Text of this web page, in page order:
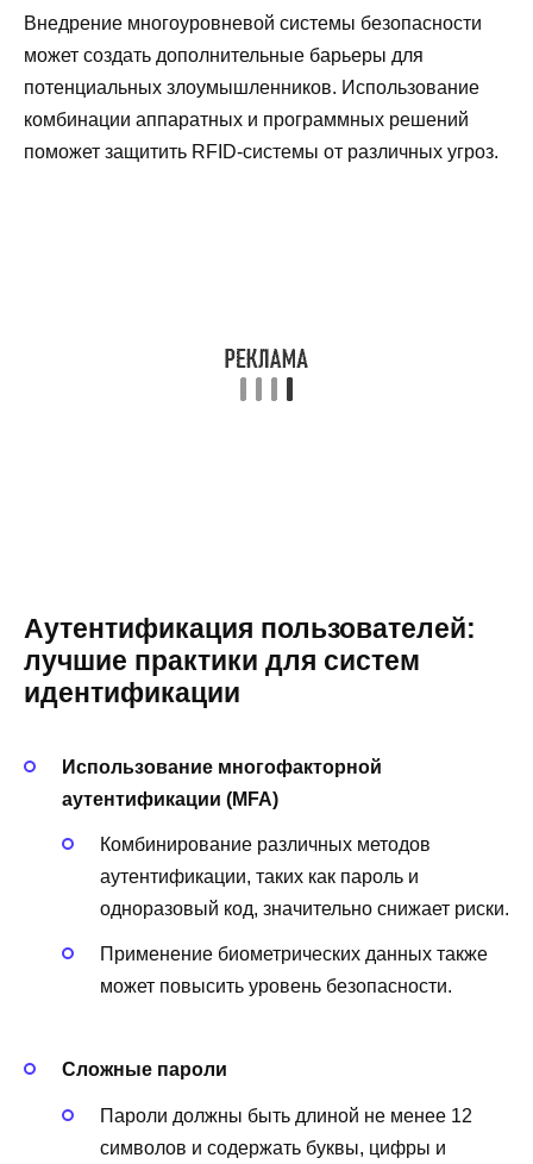
Внедрение многоуровневой системы безопасности
может создать дополнительные барьеры для
потенциальных злоумышленников. Использование
комбинации аппаратных и программных решений
поможет защитить RFID-системы от различных угроз.
Аутентификация пользователей:
лучшие практики для систем
идентификации
Использование многофакторной
аутентификации (MFA)
Комбинирование различных методов
аутентификации, таких как пароль и
одноразовый код, значительно снижает риски.
Применение биометрических данных также
может повысить уровень безопасности.
Сложные пароли
Пароли должны быть длиной не менее 12
символов и содержать буквы, цифры и